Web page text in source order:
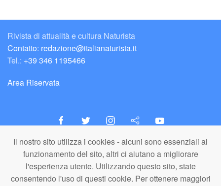
Il nostro sito utilizza i cookies - alcuni sono essenziali al
funzionamento del sito, altri ci aiutano a migliorare
l'esperienza utente. Utilizzando questo sito, state
consentendo l'uso di questi cookie. Per ottenere maggiori
Rivista di attualità e cultura Naturista
Contatto: redazione@italianaturista.it
Tel.: +39 346 1195466
Area Riservata
italiaNATURISTA
Editore e Redazione
A.N.ITA. Associazione Naturista Italiana (APS)
C.F. 80203710159